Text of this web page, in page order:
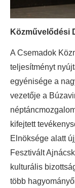
Közművelődési
A Csemadok
teljesítményt
egyénisége a
vezetője a
kifejtett
Elnöksége alatt
Fesztivált
kulturális
több